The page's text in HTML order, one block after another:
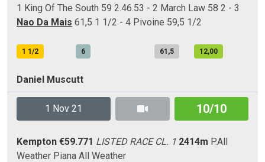
1 King Of The South 59 2.46.53 - 2 March Law 58 2 - 3
Nao Da Mais 61,5 1 1/2 - 4 Pivoine 59,5 1/2
1 1/2 6 61,5 12,00
Daniel Muscutt
1 Nov 21 10/10
Kempton €59.771 LISTED RACE CL. 1 2414m P.All
Weather Piana All Weather